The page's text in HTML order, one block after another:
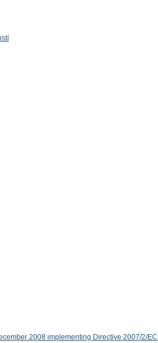
2008 implementing Directive 2007/2/EC